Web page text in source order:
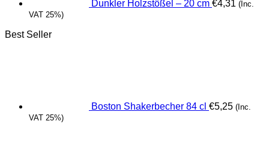
Dunkler Holzstößel – 20 cm €4,31 (Inc.
VAT 25%)
Best Seller
Boston Shakerbecher 84 cl €5,25 (Inc.
VAT 25%)